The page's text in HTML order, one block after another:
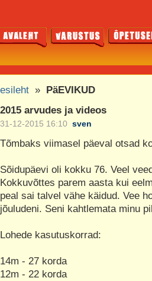
esileht » PäEVIKUD
2015 arvudes ja videos
31-12-2015 16:10 sven
Tõmbaks viimasel päeval otsad
Sõidupäevi oli kokku 76. Veel
Kokkuvõttes parem aasta kui
peal sai talvel vähe käidud. Vee
jõuludeni. Seni kahtlemata minu
Lohede kasutuskorrad:
14m - 27 korda
12m - 22 korda